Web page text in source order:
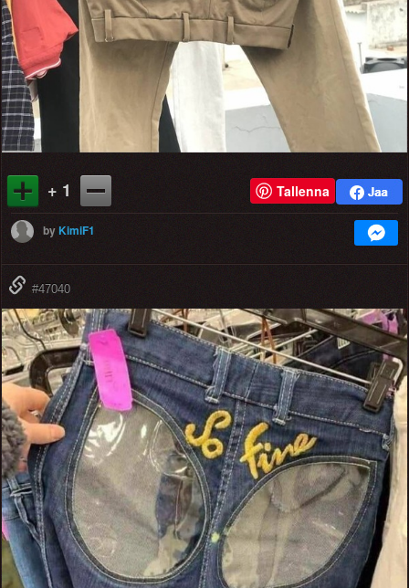
+ 1 Tallenna
byKimiF1
#47040